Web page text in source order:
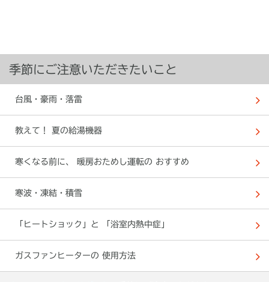
季節にご注意いただきたいこと
台風・豪雨・落雷
教えて！ 夏の給湯機器
寒くなる前に、 暖房おためし運転の おすすめ
寒波・凍結・積雪
「ヒートショック」と 「浴室内熱中症」
ガスファンヒーターの 使用方法